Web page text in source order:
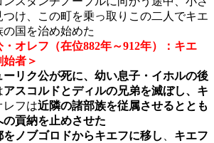
け、この町を乗っ取りこの二人でキエ
国を治め始めた
オレフ（在位882年～912年）：キエ
者＞
ーリク公が死に、幼い息子・イホルの後
アスコルドとディルの兄弟を滅ぼし、キ
レフは近隣の諸部族を従属させるととも
貢納を止めさせた
をノブゴロドからキエフに移し
キエフ